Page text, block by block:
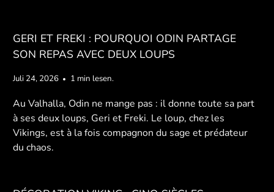
GERI ET FREKI : POURQUOI ODIN PARTAGE
SON REPAS AVEC DEUX LOUPS
Juli 24, 2026 1 min lesen.
Au Valhalla, Odin ne mange pas : il donne toute sa part
à ses deux loups, Geri et Freki. Le loup, chez les
Vikings, est à la fois compagnon du sage et prédateur
du chaos.